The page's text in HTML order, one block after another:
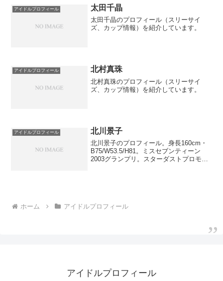
アイドルプロフィール 太田千晶
太田千晶のプロフィール（スリーサイ
ズ、カップ情報）を紹介しています。
アイドルプロフィール 北村真珠
北村真珠のプロフィール（スリーサイ
ズ、カップ情報）を紹介しています。
アイドルプロフィール 北川景子
北川景子のプロフィール。身長160cm・
B75/W53.5/H81。ミスセブンティーン
2003グランプリ。スターダストプロモー
ホーム アイドルプロフィール
アイドルプロフィール